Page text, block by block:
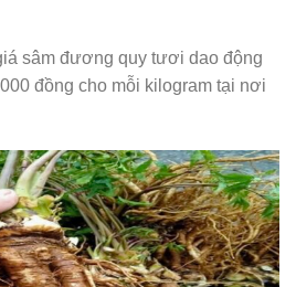
sâm đương quy tươi dao động
đồng cho mỗi kilogram tại nơi